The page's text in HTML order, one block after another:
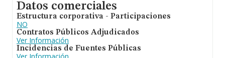
Datos comerciales
Estructura corporativa - Participaciones
NO
Contratos Públicos Adjudicados
Ver Información
Incidencias de Fuentes Públicas